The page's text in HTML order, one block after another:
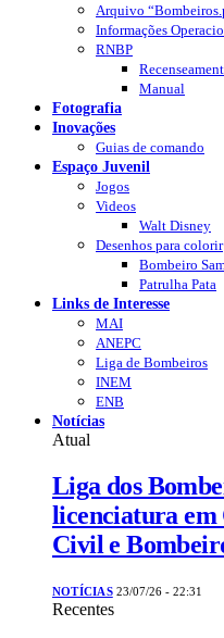
Arquivo
Informações
RNBP
Manual
Fotografia
Inovações
Guias de comando
Espaço Juvenil
Jogos
Videos
Walt Disney
Desenhos para colorir
Bombeiro
Patrulha Pata
Links de Interesse
MAI
ANEPC
Liga de Bombeiros
INEM
ENB
Notícias
Atual
Liga dos
licenciatura em
Civil e
NOTÍCIAS 23/07/26 - 22:31
Recentes